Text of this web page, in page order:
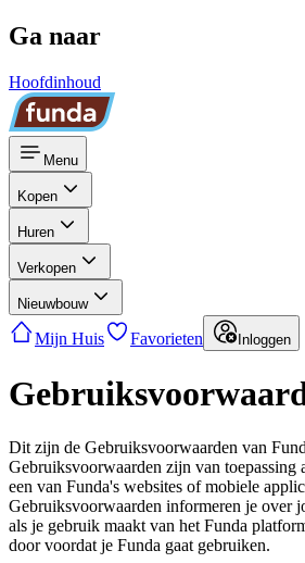
Ga naar
Hoofdinhoud
Menu
Kopen
Huren
Verkopen
Nieuwbouw
Mijn Huis Favorieten Inloggen
Dit zijn de Gebruiksvoorwaarden van
Gebruiksvoorwaarden zijn van toepassing
een van Funda's websites of mobiele
Gebruiksvoorwaarden informeren je over
als je gebruik maakt van het Funda
door voordat je Funda gaat gebruiken.